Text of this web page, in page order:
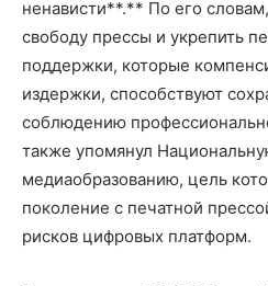
ненависти**.** По его
свободу прессы и укрепить
поддержки, которые
издержки, способствуют
соблюдению
также упомянул
медиаобразованию, цель
поколение с печатной
рисков цифровых платформ.